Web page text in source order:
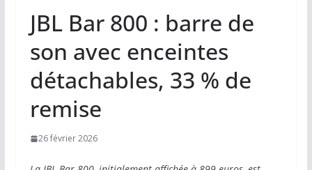
JBL Bar 800 : barre de
son avec enceintes
détachables, 33 % de
remise
26 février 2026